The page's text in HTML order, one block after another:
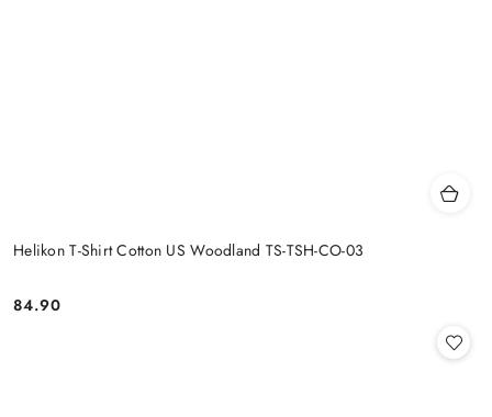
Helikon T-Shirt Cotton US Woodland TS-TSH-CO-03
Cena:
84.90